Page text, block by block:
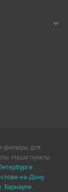
фильтры для
Наши пункты
,
на-Дону,
, Барнауле,